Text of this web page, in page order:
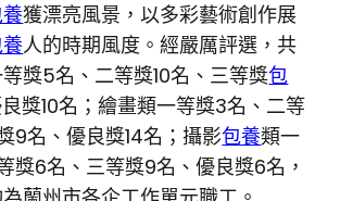
獲漂亮風景，以多彩藝術創作展
人的時期風度。經嚴厲評選，共
獎5名、二等獎10名、三等獎包
獎10名；繪畫類一等獎3名、二等
9名、優良獎14名；攝影包養類一
獎6名、三等獎9名、優良獎6名，